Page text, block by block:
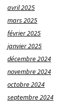
avril 2025
mars 2025
février 2025
janvier 2025
décembre 2024
novembre 2024
octobre 2024
septembre 2024